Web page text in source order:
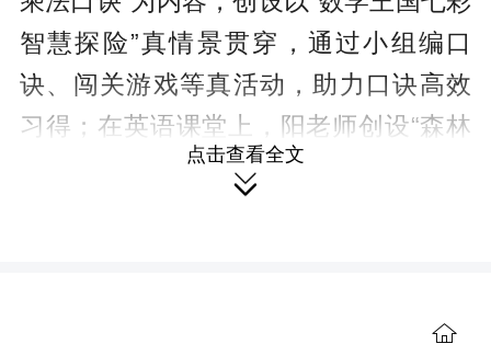
智慧探险”真情景贯穿，通过小组编口
诀、闯关游戏等真活动，助力口诀高效
习得；在英语课堂上，阳老师创设“森林
公园探险小侦探”真情境贯穿，通过中英
点击查看全文
